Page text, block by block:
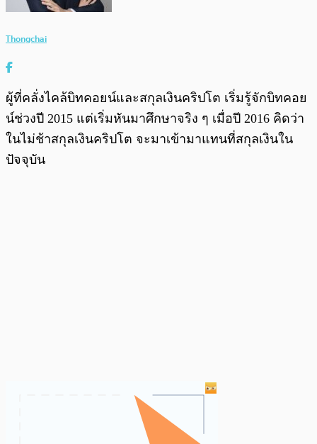
Thongchai
ผู้ที่คลั่งไคล้บิทคอยน์และสกุลเงินคริปโต เริ่มรู้จักบิทคอย
น์ช่วงปี 2015 แต่เริ่มหันมาศึกษาจริง ๆ เมื่อปี 2016 คิดว่า
ในไม่ช้าสกุลเงินคริปโต จะมาเข้ามาแทนที่สกุลเงินใน
ปัจจุบัน